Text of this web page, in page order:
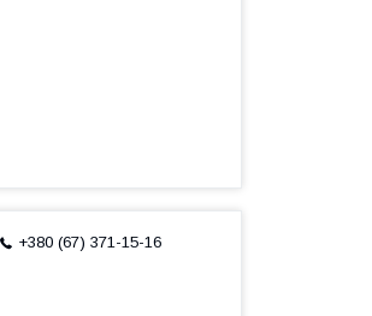
+380 (67) 371-15-16